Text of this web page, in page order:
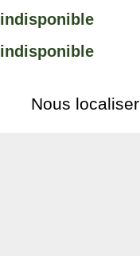
indisponible
indisponible
Nous localiser